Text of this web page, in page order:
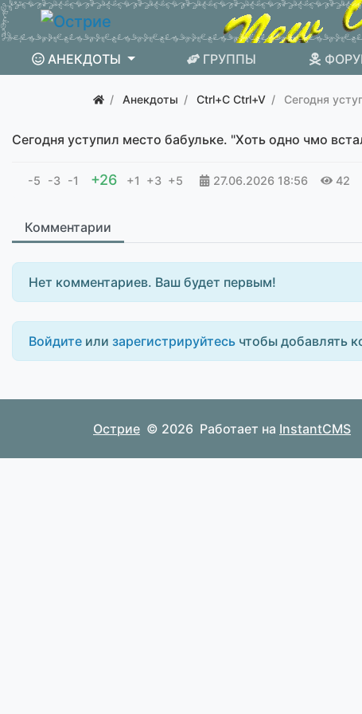
АНЕКДОТЫ ГРУППЫ
Анекдоты Ctrl+C Ctrl+V Сегодня
Сегодня уступил место бабульке. "Хоть одно чмо
-5 -3 -1 +26 +1 +3 +5 27.06.2026 18:56 42
Комментарии
Нет комментариев. Ваш будет первым!
Войдите или зарегистрируйтесь чтобы добавлять
Острие © 2026 Работает на InstantCMS